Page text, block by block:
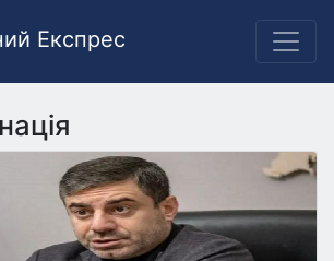
Експрес